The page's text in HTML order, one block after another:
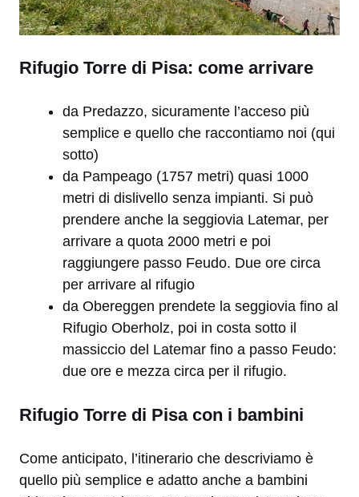
Rifugio Torre di Pisa: come arrivare
da Predazzo, sicuramente l’acceso più
semplice e quello che raccontiamo noi (qui
sotto)
da Pampeago (1757 metri) quasi 1000
metri di dislivello senza impianti. Si può
prendere anche la seggiovia Latemar, per
arrivare a quota 2000 metri e poi
raggiungere passo Feudo. Due ore circa
per arrivare al rifugio
da Obereggen prendete la seggiovia fino al
Rifugio Oberholz, poi in costa sotto il
massiccio del Latemar fino a passo Feudo:
due ore e mezza circa per il rifugio.
Rifugio Torre di Pisa con i bambini
Come anticipato, l’itinerario che descriviamo è
quello più semplice e adatto anche a bambini